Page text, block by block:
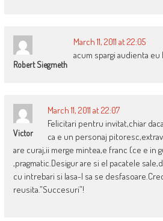
Robert Siegmeth
March 11, 2011 at 22:05
acum spargi audienta
Victor
March 11, 2011 at 22:07
Felicitari pentru invitat,chiar
ca e un personaj
are curaj,ii merge mintea,e franc (ce e in
,pragmatic.Desigur are si el pacatele
cu intrebari si lasa-l sa se
reusita.”Succesuri”!